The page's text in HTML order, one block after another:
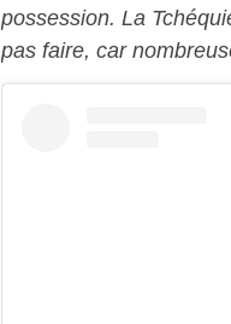
possession. La
pas faire, car